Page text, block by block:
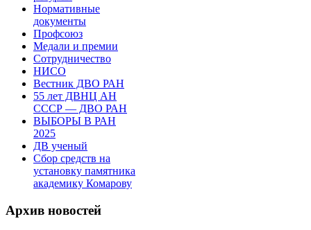
Нормативные
документы
Профсоюз
Медали и премии
Сотрудничество
НИСО
Вестник ДВО РАН
55 лет ДВНЦ АН
СССР — ДВО РАН
ВЫБОРЫ В РАН
2025
ДВ ученый
Сбор средств на
установку памятника
академику Комарову
Архив новостей